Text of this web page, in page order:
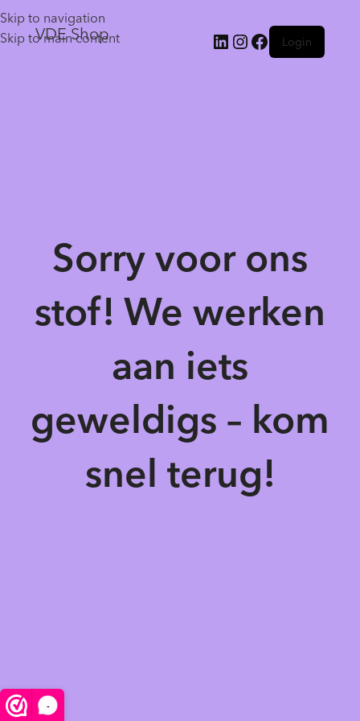
-
Skip to navigation
Skip to main content
VDE Shop Login
Sorry voor ons
stof! We werken
aan iets
geweldigs – kom
snel terug!